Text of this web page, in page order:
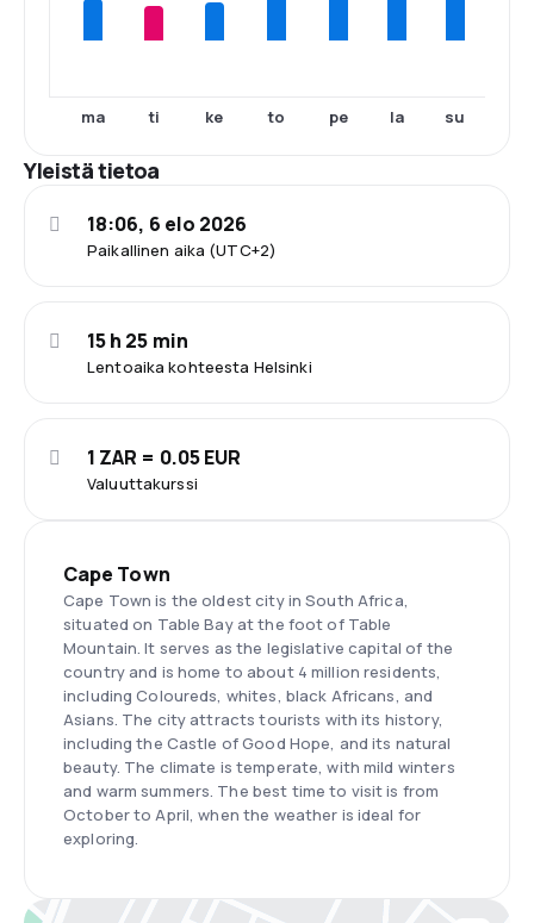
ma ti ke to pe la su
Yleistä tietoa
Paikallinen aika (UTC+2)
18:06, 6 elo 2026
Lentoaika kohteesta Helsinki
15 h 25 min
Valuuttakurssi
1 ZAR = 0.05 EUR
Cape Town
Cape Town is the oldest city in South Africa,
situated on Table Bay at the foot of Table
Mountain. It serves as the legislative capital of the
country and is home to about 4 million residents,
including Coloureds, whites, black Africans, and
Asians. The city attracts tourists with its history,
including the Castle of Good Hope, and its natural
beauty. The climate is temperate, with mild winters
and warm summers. The best time to visit is from
October to April, when the weather is ideal for
exploring.